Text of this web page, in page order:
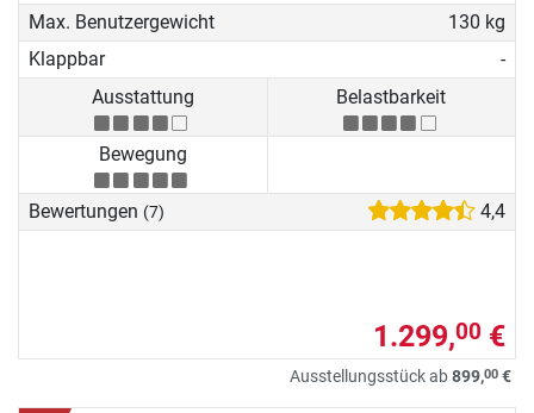
Max. Benutzergewicht
130 kg
Klappbar
-
Ausstattung
Belastbarkeit
Bewegung
Bewertungen (7) 4,4
1.299,00 €
Ausstellungsstück ab899,00 €